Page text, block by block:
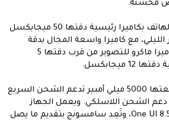
وفي نطاق التصوير، يأتي الهاتف بكاميرا رئيسية دقتها 50 ميجابكسل
مع كاميرا واسعة المجال بدقة
قدرها 12 ميجابكسل، وكاميرا ماكرو للتصوير من قرب دقتها 5
ميجابكسل.
ويحمل الهاتف بطارية سعتها 5000 ميلي أمبير تدعم الشحن السريع
واطًا، دون دعم الشحن اللاسلكي. ويعمل الجهاز
بنظام أندرويد 16 بواجهة One UI 8.5، وتَعِد سامسونج بتقديم ما يصل